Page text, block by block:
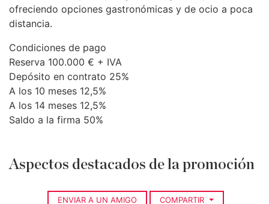
ofreciendo opciones gastronómicas y de ocio a poca
distancia.
Condiciones de pago
Reserva 100.000 € + IVA
Depósito en contrato 25%
A los 10 meses 12,5%
A los 14 meses 12,5%
Saldo a la firma 50%
Aspectos destacados de la promoción
ENVIAR A UN AMIGO COMPARTIR